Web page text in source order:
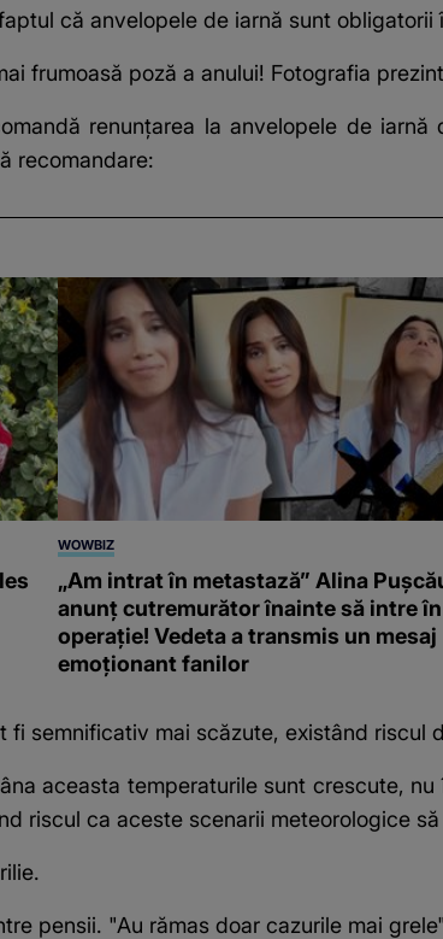
că anvelopele de iarnă sunt
frumoasă poză a anului! Fotografia
renunțarea la anvelopele de
recomandare:
WOWBIZ
„Am intrat în metastază” Alina
anunț cutremurător înainte să intre în
operație! Vedeta a transmis un mesaj
emoționant fanilor
fi semnificativ mai scăzute, existând riscul
aceasta temperaturile sunt crescute,
riscul ca aceste scenarii meteorologice
pensii. "Au rămas doar cazurile mai